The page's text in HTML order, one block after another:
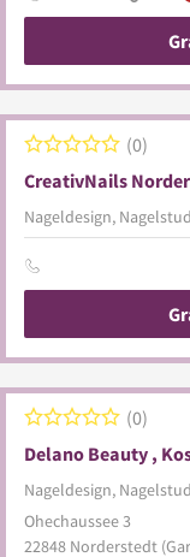
CreativNails
Nageldesign,
0
Delano Beauty ,
Nageldesign,
0
Ohechaussee 3
22848 Norderstedt